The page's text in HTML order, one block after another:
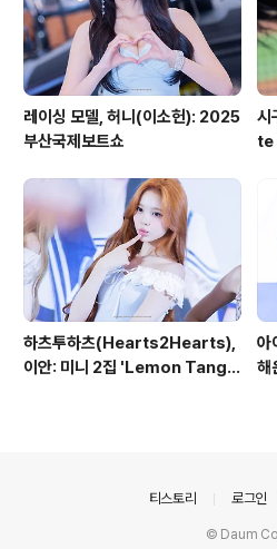
레이싱 모델, 허니(이소헌): 2025
부산국제보트쇼
시
te
하츠투하츠(Hearts2Hearts),
이안: 미니 2집 'Lemon Tang'
아
해
티스토리 로그인
© Daum